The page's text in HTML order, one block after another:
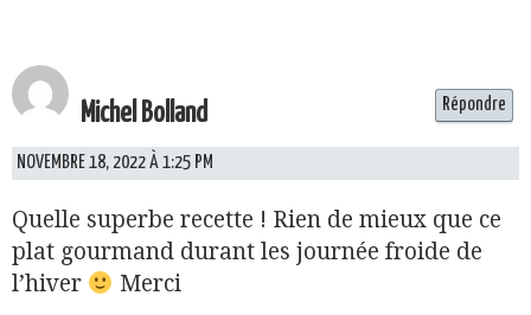
Michel Bolland
NOVEMBRE 18, 2022 À 1:25 PM
Quelle superbe recette ! Rien de mieux que ce
plat gourmand durant les journée froide de
l’hiver
Merci
Répondre